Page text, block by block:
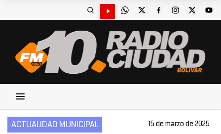
ACTUALIDAD MUNICIPAL 15 de marzo de 2025